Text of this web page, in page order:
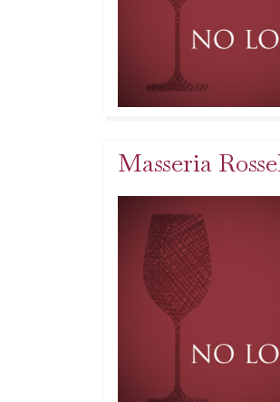
Masseria